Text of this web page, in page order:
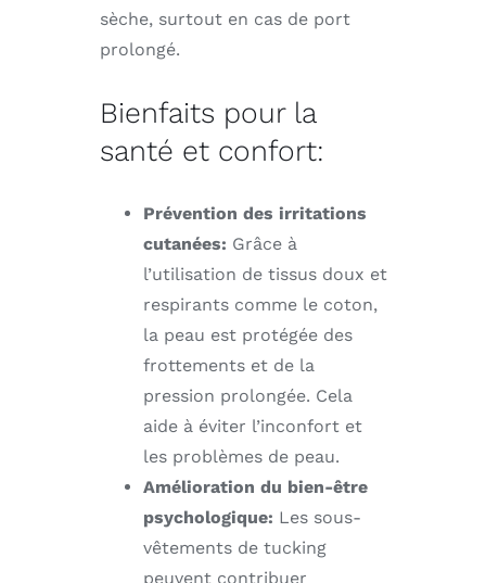
sèche, surtout en cas de port
prolongé.
Bienfaits pour la
santé et confort:
Prévention des irritations
cutanées: Grâce à
l’utilisation de tissus doux et
respirants comme le coton,
la peau est protégée des
frottements et de la
pression prolongée. Cela
aide à éviter l’inconfort et
les problèmes de peau.
Amélioration du bien-être
psychologique: Les sous-
vêtements de tucking
peuvent contribuer